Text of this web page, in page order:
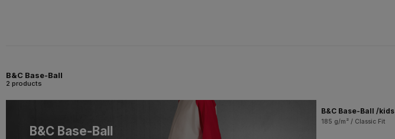
B&C Base-Ball
2 products
B&C Base-Ball
B&C Base-Ball /kids
185 g/m² / Classic Fit